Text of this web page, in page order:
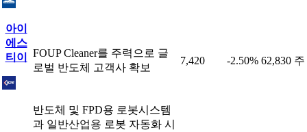
아이
에스
티이
FOUP Cleaner를 주력으로 글
로벌 반도체 고객사 확보
7,420 -2.50% 62,830 주
반도체 및 FPD용 로봇시스템
과 일반산업용 로봇 자동화 시